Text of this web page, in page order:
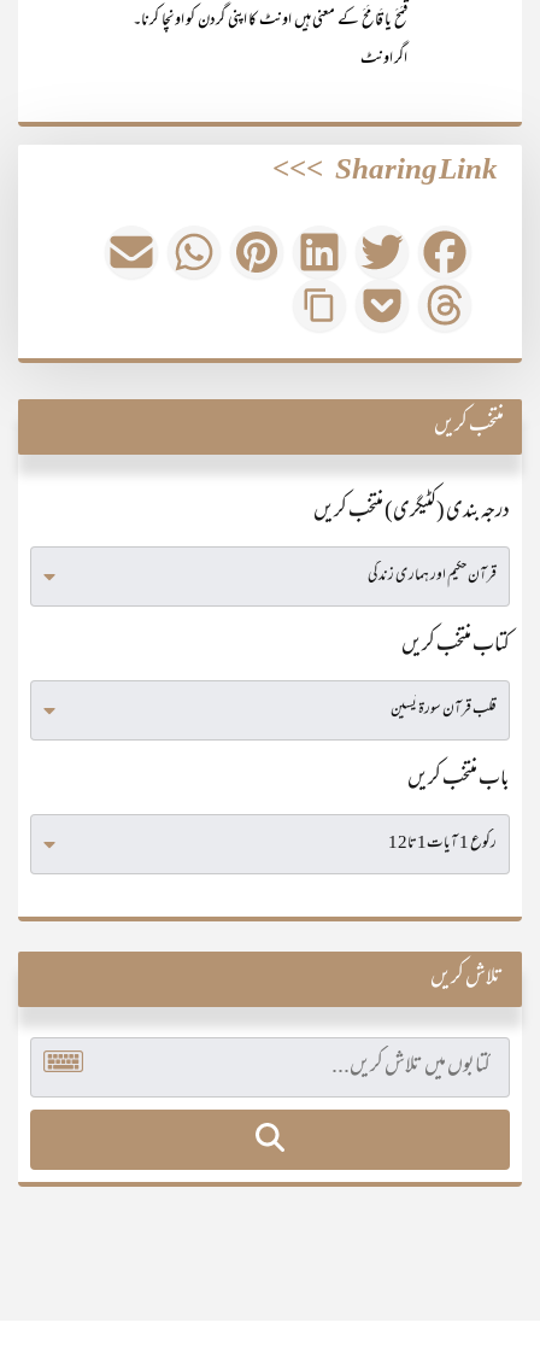
قَمَحَ یا قَامَحَ کے معنی ہیں اونٹ کا اپنی گردن کو اونچا کرنا۔
اگر اونٹ
Sharing Link
>>>
منتخب کریں
درجہ بندی (کٹیگری) منتخب کریں
کتاب منتخب کریں
باب منتخب کریں
تلاش کریں